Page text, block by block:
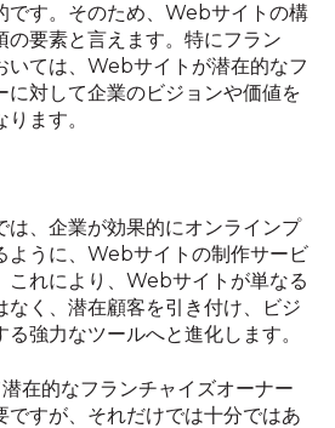
す。そのため、 Webサイトの構
の要素と言えます。特にフラン
ては、 Webサイトが潜在的なフ
に対して企業のビジョンや価値を
ます。
は、企業が効果的にオンラインプ
うに、 Webサイトの制作サービ
れにより、 Webサイトが単なる
なく、潜在顧客を引き付け、ビジ
強力なツールへと進化します。
在的なフランチャイズオーナー
ですが、それだけでは十分ではあ